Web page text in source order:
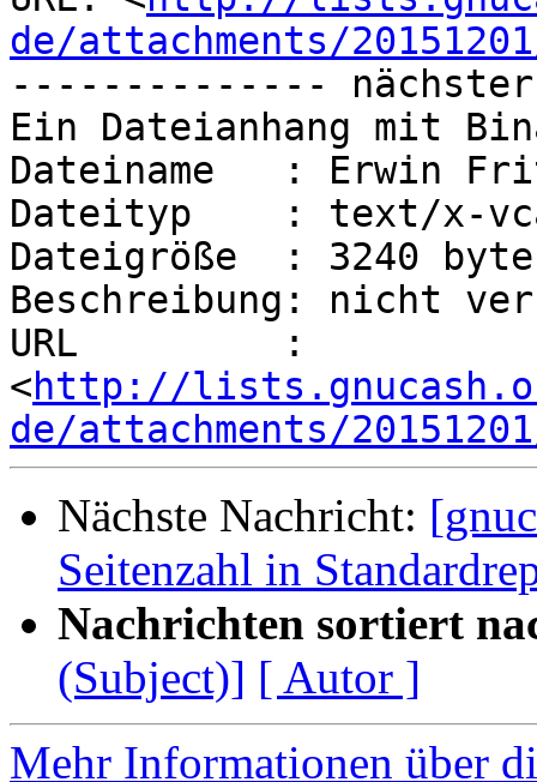
de/attachments/
--------------
Ein Dateianhang mit
Dateiname   : Erwin
Dateityp    : text/x-
Dateigröße  : 3240
Beschreibung: nicht
URL         :
<http://
de/attachments/
Nächste Nachricht:
Seitenzahl in
Nachrichten sortiert
(Subject)] [ Autor ]
Mehr Informationen über